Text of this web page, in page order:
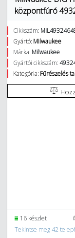
központfúró
Cikkszám:
Gyártó: Milwaukee
Márka: Milwaukee
Gyártói cikkszám:
Kategória: Fűrészelés
16 készlet
Tekintse meg 42